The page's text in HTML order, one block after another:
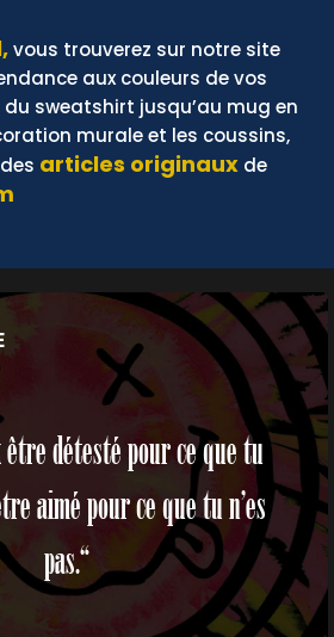
vous trouverez sur notre site
aux couleurs de vos
du sweatshirt jusqu’au mug en
murale et les coussins,
articles originaux de
détesté pour ce que tu
aimé pour ce que tu n’es
pas.“